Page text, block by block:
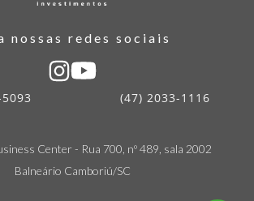
nossas redes sociais
(47) 2033-1116
Center - Rua 700, nº 489, sala 2002
Balneário Camboriú/SC